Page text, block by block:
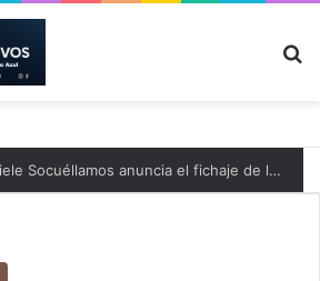
El Club Voleibol Kiele Socuéllamos anuncia el fichaje de la central norteamericana Morgan Thurlow para la temporada 2026/2027